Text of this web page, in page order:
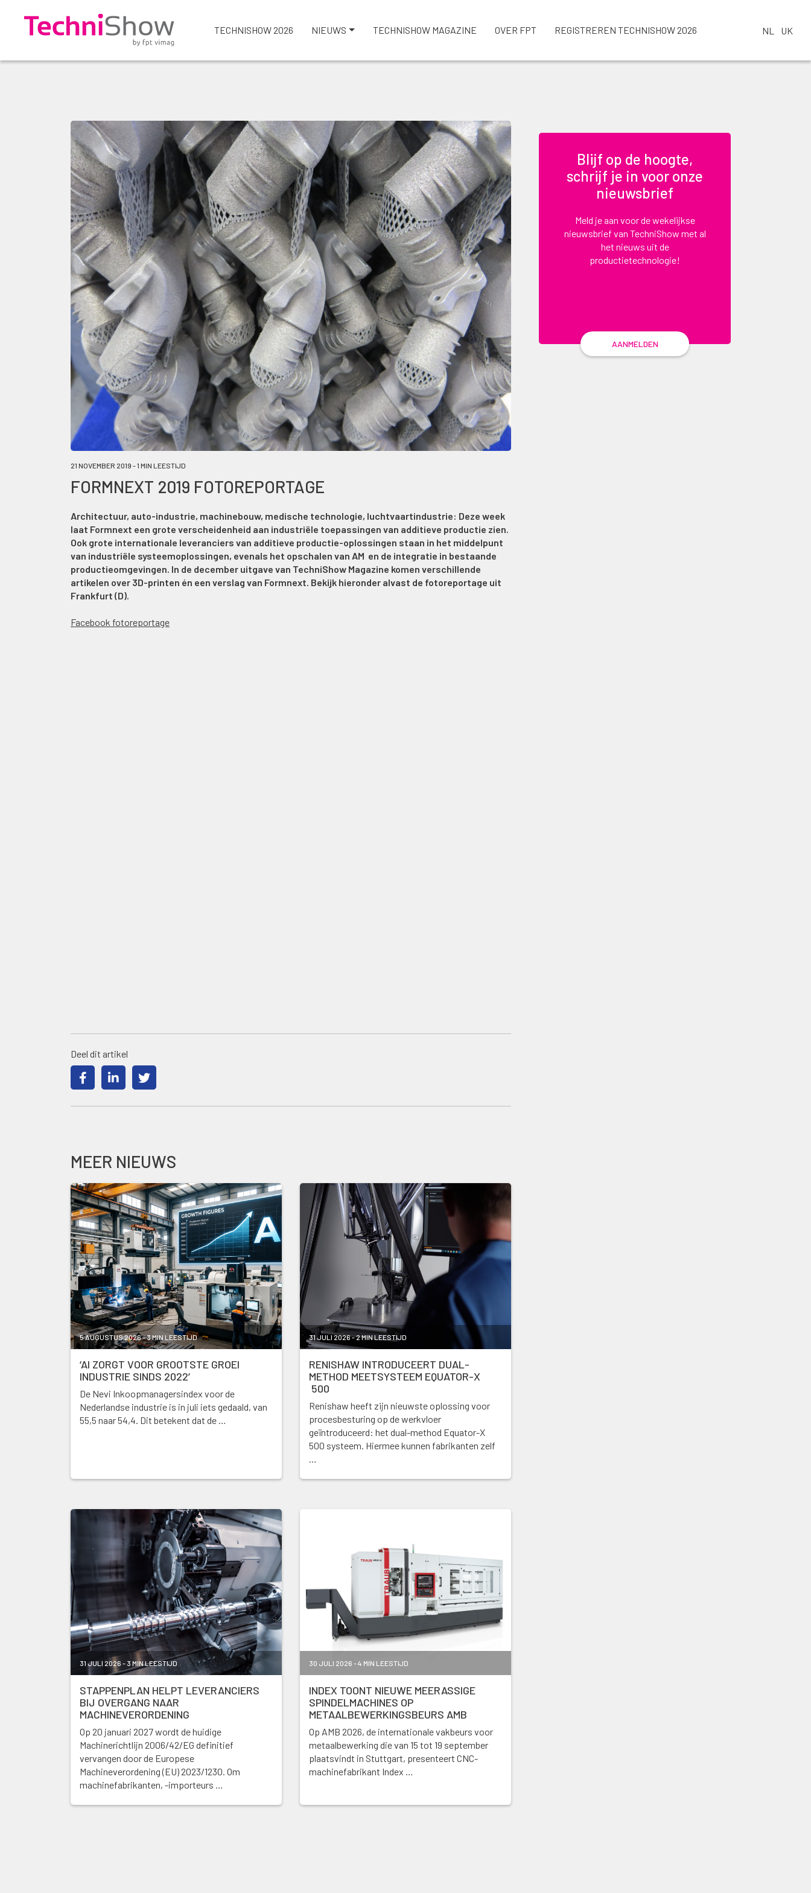
TECHNISHOW 2026 NIEUWS TECHNISHOW MAGAZINE OVER FPT REGISTREREN TECHNISHOW 2026 NL UK
21 NOVEMBER 2019 - 1 MIN LEESTIJD
FORMNEXT 2019 FOTOREPORTAGE
Architectuur, auto-industrie, machinebouw, medische technologie, luchtvaartindustrie: Deze week
laat Formnext een grote verscheidenheid aan industriële toepassingen van additieve productie zien.
Ook grote internationale leveranciers van additieve productie-oplossingen staan in het middelpunt
van industriële systeemoplossingen, evenals het opschalen van AM en de integratie in bestaande
productieomgevingen. In de december uitgave van TechniShow Magazine komen verschillende
artikelen over 3D-printen én een verslag van Formnext. Bekijk hieronder alvast de fotoreportage uit
Frankfurt (D).
Facebook fotoreportage
Deel dit artikel
MEER NIEUWS
5 AUGUSTUS 2026 - 3 MIN LEESTIJD
‘AI ZORGT VOOR GROOTSTE GROEI
INDUSTRIE SINDS 2022’
De Nevi Inkoopmanagersindex voor de
Nederlandse industrie is in juli iets gedaald, van
55,5 naar 54,4. Dit betekent dat de …
31 JULI 2026 - 2 MIN LEESTIJD
RENISHAW INTRODUCEERT DUAL-
METHOD MEETSYSTEEM EQUATOR-X
500
Renishaw heeft zijn nieuwste oplossing voor
procesbesturing op de werkvloer
geïntroduceerd: het dual-method Equator-X
500 systeem. Hiermee kunnen fabrikanten zelf
…
31 JULI 2026 - 3 MIN LEESTIJD
STAPPENPLAN HELPT LEVERANCIERS
BIJ OVERGANG NAAR
MACHINEVERORDENING
Op 20 januari 2027 wordt de huidige
Machinerichtlijn 2006/42/EG definitief
vervangen door de Europese
Machineverordening (EU) 2023/1230. Om
machinefabrikanten, -importeurs …
30 JULI 2026 - 4 MIN LEESTIJD
INDEX TOONT NIEUWE MEERASSIGE
SPINDELMACHINES OP
METAALBEWERKINGSBEURS AMB
Op AMB 2026, de internationale vakbeurs voor
metaalbewerking die van 15 tot 19 september
plaatsvindt in Stuttgart, presenteert CNC-
machinefabrikant Index …
Blijf op de hoogte,
schrijf je in voor onze
nieuwsbrief
Meld je aan voor de wekelijkse
nieuwsbrief van TechniShow met al
het nieuws uit de
productietechnologie!
AANMELDEN